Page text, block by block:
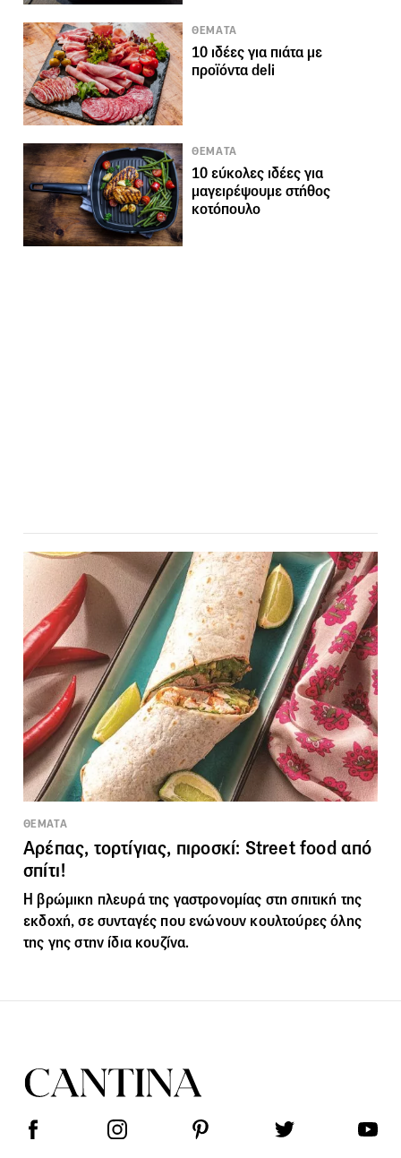
ΘΕΜΑΤΑ
10 ιδέες για πιάτα με
προϊόντα deli
ΘΕΜΑΤΑ
10 εύκολες ιδέες για
μαγειρέψουμε στήθος
κοτόπουλο
ΘΕΜΑΤΑ
Αρέπας, τορτίγιας, πιροσκί: Street food από
σπίτι!
Η βρώμικη πλευρά της γαστρονομίας στη σπιτική της
εκδοχή, σε συνταγές που ενώνουν κουλτούρες όλης
της γης στην ίδια κουζίνα.